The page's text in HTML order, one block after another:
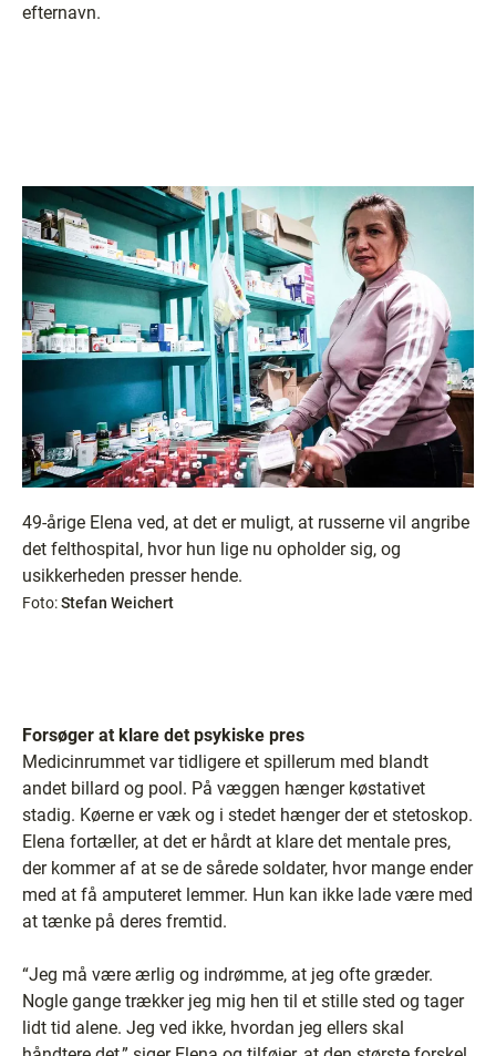
efternavn.
49-årige Elena ved, at det er muligt, at russerne vil angribe
det felthospital, hvor hun lige nu opholder sig, og
usikkerheden presser hende.
Foto:Stefan Weichert
Forsøger at klare det psykiske pres
Medicinrummet var tidligere et spillerum med blandt
andet billard og pool. På væggen hænger køstativet
stadig. Køerne er væk og i stedet hænger der et stetoskop.
Elena fortæller, at det er hårdt at klare det mentale pres,
der kommer af at se de sårede soldater, hvor mange ender
med at få amputeret lemmer. Hun kan ikke lade være med
at tænke på deres fremtid.
“Jeg må være ærlig og indrømme, at jeg ofte græder.
Nogle gange trækker jeg mig hen til et stille sted og tager
lidt tid alene. Jeg ved ikke, hvordan jeg ellers skal